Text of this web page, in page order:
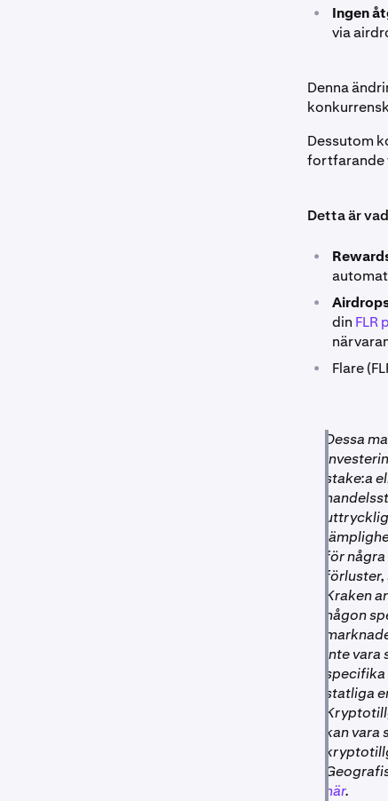
• Ingen
via
Denna
Dessutom
fortfarande
Detta är
•
•
din FLR
• Flare
Dessa
stake:a
för
Kraken
någon
inte
statliga
kan
här.